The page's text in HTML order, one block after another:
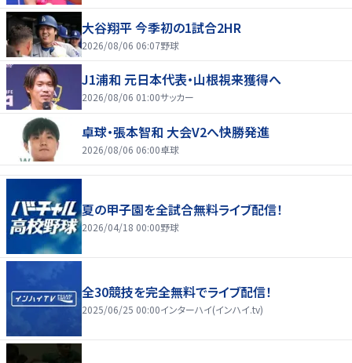
大谷翔平 今季初の1試合2HR
2026/08/06 06:07野球
J1浦和 元日本代表・山根視来獲得へ
2026/08/06 01:00サッカー
卓球・張本智和 大会V2へ快勝発進
2026/08/06 06:00卓球
夏の甲子園を全試合無料ライブ配信！
2026/04/18 00:00野球
全30競技を完全無料でライブ配信！
2025/06/25 00:00インターハイ(インハイ.tv)